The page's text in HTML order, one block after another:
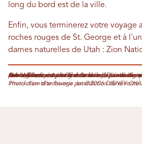
long du bord est de la ville.
Enfin, vous terminerez votre voyage
roches rouges de St. George et à
dames naturelles de Utah : Zion
Arianna Rees est une rédactrice indépendante qui vit à Deseret Valley, mais son cœur est resté à Deseret Valley, où elle a grandi. Ses articles ont été publiés dans plus d'une douzaine de journaux et magazines, dont Deseret News, The Startup et The Beehive. Quand elle n'est pas en train d'écrire sur son ordinateur, Arianna aime faire de la randonnée et de l'escalade en montagne, ou se plonger dans un bon livre. Suivez-la sur Twitter : @AriWRees.
Photo d'en-tête fournie par ©2006 DISNEY CHANNEL. Tous droits réservés. Interdiction d'archivage. Interdiction de revente.